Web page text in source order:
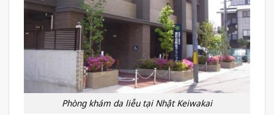
Phòng khám da liễu tại Nhật Keiwakai